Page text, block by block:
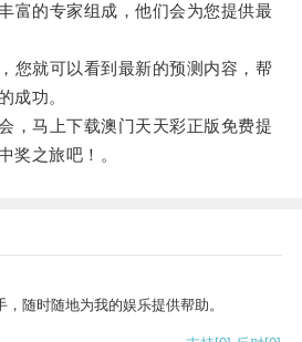
的专家组成，他们会为您提供最
就可以看到最新的预测内容，帮
成功。
马上下载澳门天天彩正版免费提
奖之旅吧！。
随时随地为我的娱乐提供帮助。